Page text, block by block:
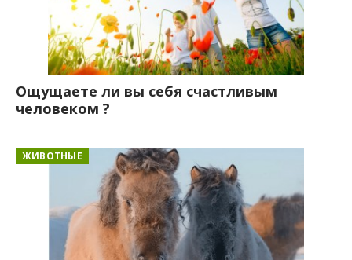
Ощущаете ли вы себя счастливым
человеком ?
ЖИВОТНЫЕ